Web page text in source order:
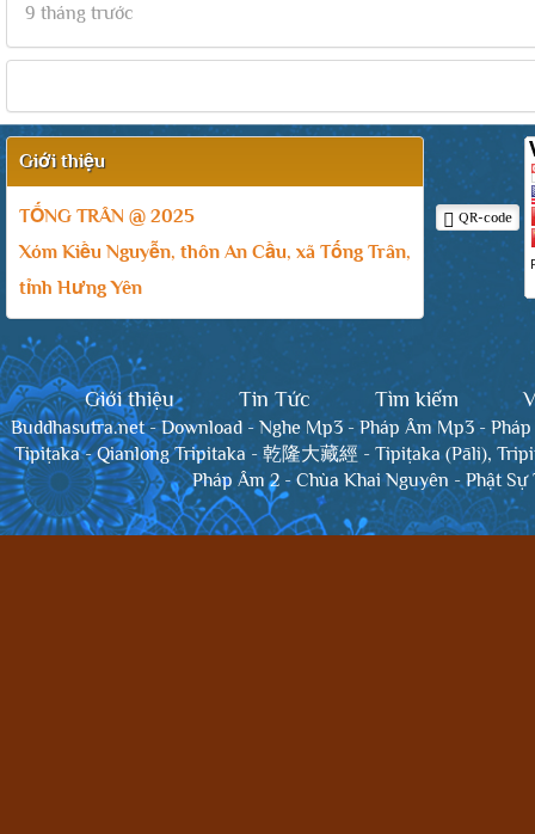
9 tháng trước
Giới thiệu
TỐNG TRÂN @ 2025
Xóm Kiều Nguyễn, thôn An Cầu, xã Tống Trân,
tỉnh Hưng Yên
QR-code
Giới thiệu Tin Tức Tìm kiếm
Buddhasutra.net-Download - Nghe Mp3-Pháp Âm Mp3-
Tipiṭaka-Qianlong Tripitaka - 乾隆大藏經- Tipiṭaka (Pāli),
Pháp Âm 2 -Chùa Khai Nguyên -Phật Sự